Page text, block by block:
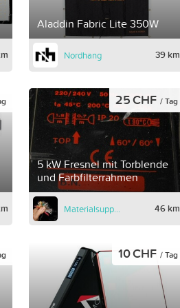
Aladdin Fabric Lite 350W
Nordhang 39 km
5 kW Fresnel mit Torblende
und Farbfilterrahmen
25 CHF / Tag
Materialsupport 46 km
10 CHF / Tag